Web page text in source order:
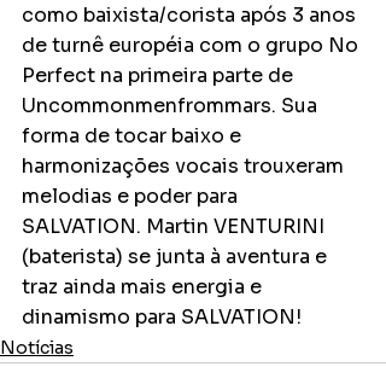
como baixista/corista após 3 anos
de turnê européia com o grupo No
Perfect na primeira parte de
Uncommonmenfrommars. Sua
forma de tocar baixo e
harmonizações vocais trouxeram
melodias e poder para
SALVATION. Martin VENTURINI
(baterista) se junta à aventura e
traz ainda mais energia e
dinamismo para SALVATION!
Notícias